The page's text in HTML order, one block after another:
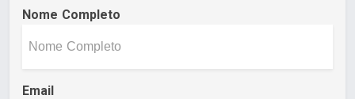
Nome Completo
Email